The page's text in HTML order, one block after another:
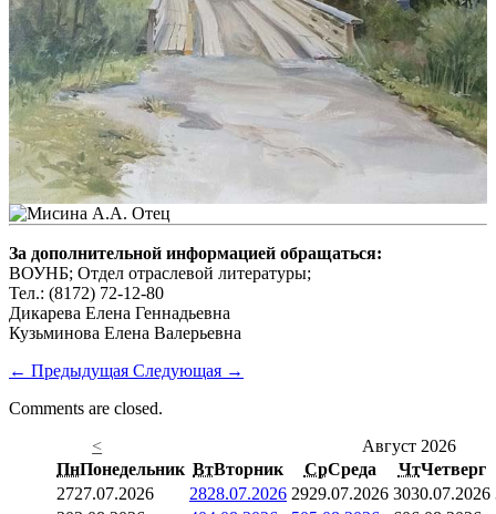
За дополнительной информацией обращаться:
ВОУНБ; Отдел отраслевой литературы;
Тел.: (8172) 72-12-80
Дикарева Елена Геннадьевна
Кузьминова Елена Валерьевна
← Предыдущая Следующая →
Comments are closed.
<
Август 2026
ПнПонедельник ВтВторник СрСреда ЧтЧетверг
2727.07.2026 2828.07.2026 2929.07.2026 3030.07.2026